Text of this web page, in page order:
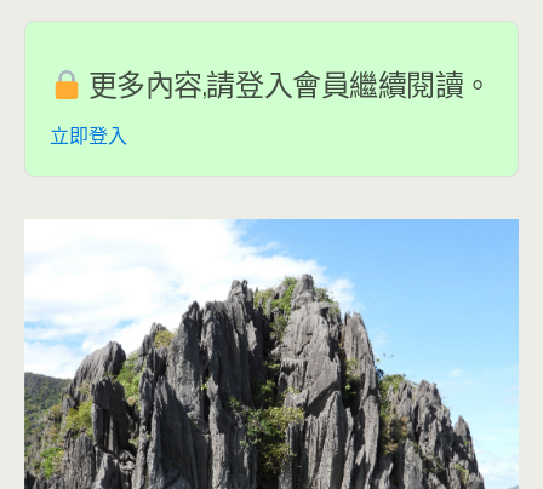
更多內容,請登入會員繼續閱讀。
立即登入